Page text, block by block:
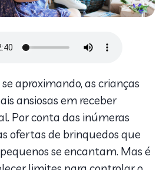
aproximando, as crianças
ansiosas em receber
Por conta das inúmeras
ofertas de brinquedos que
se encantam. Mas é